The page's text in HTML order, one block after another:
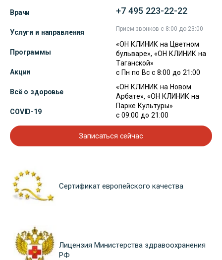
Врачи
Услуги и направления
Программы
Акции
Всё о здоровье
COVID-19
+7 495 223-22-22
Прием звонков с 8:00 до 23:00
«ОН КЛИНИК на Цветном
бульваре», «ОН КЛИНИК на
Таганской»
с Пн по Вс с 8:00 до 21:00
«ОН КЛИНИК на Новом
Арбате», «ОН КЛИНИК на
Парке Культуры»
с 09:00 до 21:00
Записаться сейчас
Сертификат европейского качества
Лицензия Министерства здравоохранения
РФ